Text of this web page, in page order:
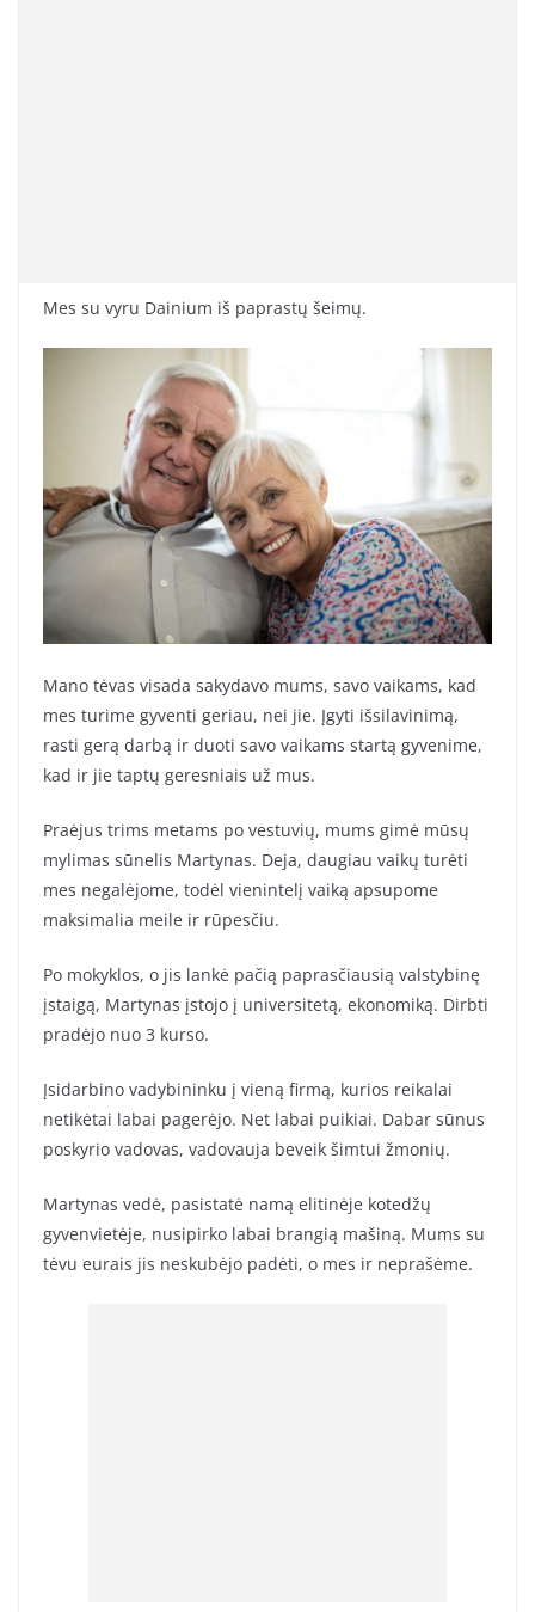
Mes su vyru Dainium iš paprastų šeimų.
Mano tėvas visada sakydavo mums, savo vaikams, kad
mes turime gyventi geriau, nei jie. Įgyti išsilavinimą,
rasti gerą darbą ir duoti savo vaikams startą gyvenime,
kad ir jie taptų geresniais už mus.
Praėjus trims metams po vestuvių, mums gimė mūsų
mylimas sūnelis Martynas. Deja, daugiau vaikų turėti
mes negalėjome, todėl vienintelį vaiką apsupome
maksimalia meile ir rūpesčiu.
Po mokyklos, o jis lankė pačią paprasčiausią valstybinę
įstaigą, Martynas įstojo į universitetą, ekonomiką. Dirbti
pradėjo nuo 3 kurso.
Įsidarbino vadybininku į vieną firmą, kurios reikalai
netikėtai labai pagerėjo. Net labai puikiai. Dabar sūnus
poskyrio vadovas, vadovauja beveik šimtui žmonių.
Martynas vedė, pasistatė namą elitinėje kotedžų
gyvenvietėje, nusipirko labai brangią mašiną. Mums su
tėvu eurais jis neskubėjo padėti, o mes ir neprašėme.